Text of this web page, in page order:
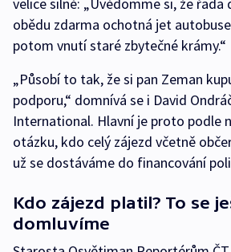
obědu zdarma ochotná jet
potom vnutí staré zbytečné krámy.“
„Působí to tak, že si pan Zeman
podporu,“ domnívá se i David
International. Hlavní je proto podle
otázku, kdo celý zájezd včetně
už se dostáváme do financování
Kdo zájezd platil? To se
domluvíme